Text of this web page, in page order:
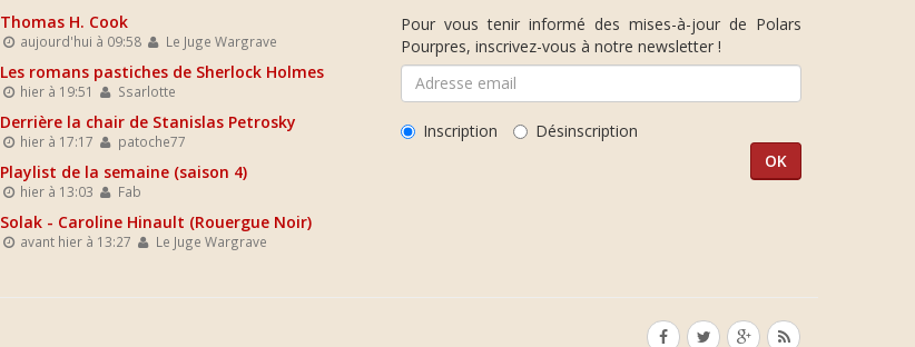
Thomas H. Cook
aujourd'hui à 09:58 Le Juge Wargrave
Les romans pastiches de Sherlock Holmes
hier à 19:51 Ssarlotte
Derrière la chair de Stanislas Petrosky
hier à 17:17 patoche77
Playlist de la semaine (saison 4)
hier à 13:03 Fab
Solak - Caroline Hinault (Rouergue Noir)
avant hier à 13:27 Le Juge Wargrave
Pour vous tenir informé des mises-à-jour de Polars
Pourpres, inscrivez-vous à notre newsletter !
Inscription Désinscription